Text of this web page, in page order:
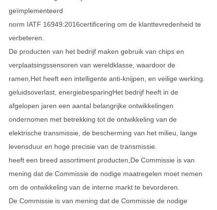
geïmplementeerd
norm IATF 16949:2016certificering om de klanttevredenheid te
verbeteren.
De producten van het bedrijf maken gebruik van chips en
verplaatsingssensoren van wereldklasse, waardoor de
ramen, Het heeft een intelligente anti-knijpen, en veilige werking.
geluidsoverlast, energiebesparingHet bedrijf heeft in de
afgelopen jaren een aantal belangrijke ontwikkelingen
ondernomen met betrekking tot de ontwikkeling van de
elektrische transmissie, de bescherming van het milieu, lange
levensduur en hoge precisie van de transmissie.
heeft een breed assortiment producten, De Commissie is van
mening dat de Commissie de nodige maatregelen moet nemen
om de ontwikkeling van de interne markt te bevorderen.
De Commissie is van mening dat de Commissie de nodige